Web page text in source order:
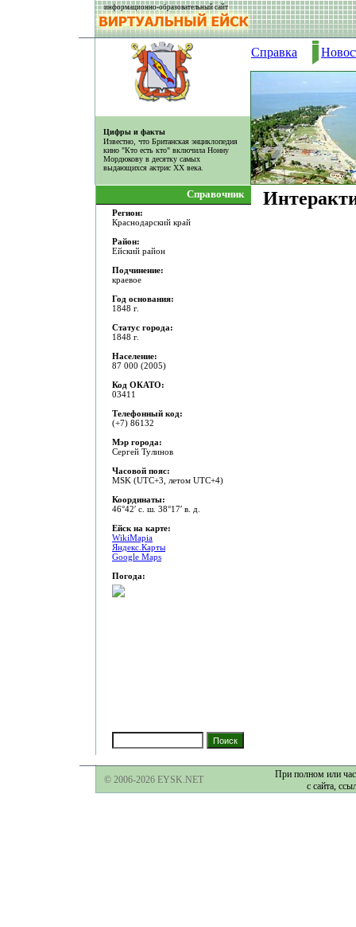
информационно-образовательный сайт
Цифры и факты
Известно, что Британская энциклопедия
кино "Кто есть кто" включила Нонну
Мордюкову в десятку самых
выдающихся актрис ХХ века.
Справка
Справочник
Регион:
Краснодарский край
Район:
Ейский район
Подчинение:
краевое
Год основания:
1848 г.
Статус города:
1848 г.
Население:
87 000 (2005)
Код ОКАТО:
03411
Телефонный код:
(+7) 86132
Мэр города:
Сергей Тулинов
Часовой пояс:
MSK (UTC+3, летом UTC+4)
Координаты:
46°42′ с. ш. 38°17′ в. д.
Ейск на карте:
WikiMapia
Яндекс.Карты
Google Maps
Погода:
© 2006-2026 EYSK.NET
При полном или
с сайта,